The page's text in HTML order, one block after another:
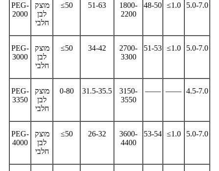
PEG-
2000
מוצק
לבן
חלבי
≤50 51-63
1800-
2200
48-50 ≤1.0 5.0-7.0
PEG-
3000
מוצק
לבן
חלבי
≤50 34-42
2700-
3300
51-53 ≤1.0 5.0-7.0
PEG-
3350
מוצק
לבן
חלבי
0-80 31.5-35.5
3150-
3550
—— —— 4.5-7.0
PEG-
4000
מוצק
לבן
חלבי
≤50 26-32
3600-
4400
53-54 ≤1.0 5.0-7.0